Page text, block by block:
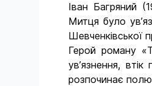
Іван Багряний
Митця було
Шевченківської
Герой роману
ув’язнення,
розпочинає